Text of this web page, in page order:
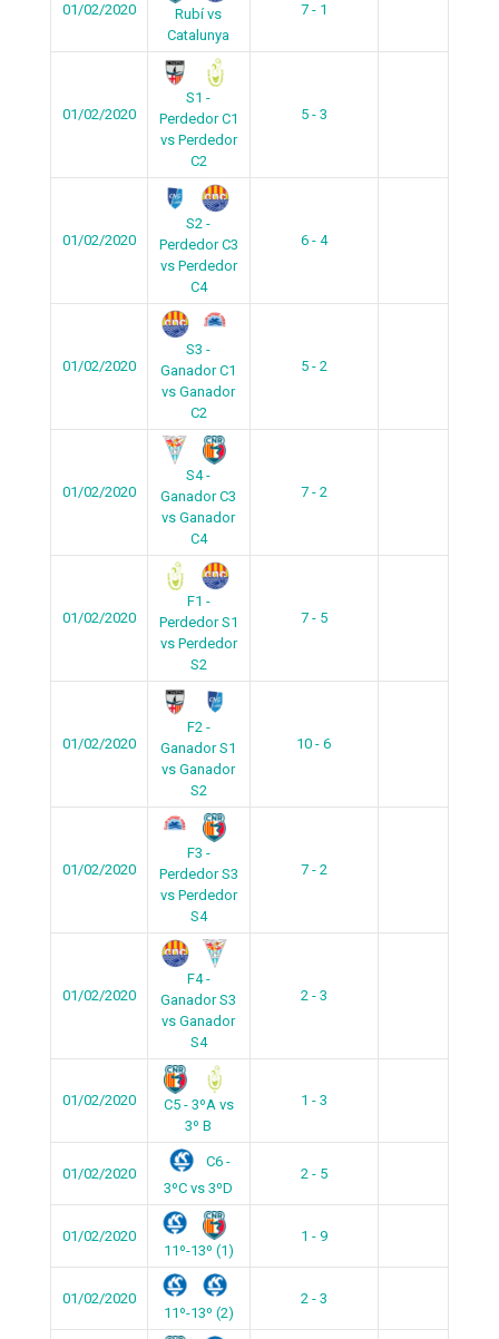
01/02/2020
Rubí vs
Catalunya
7 - 1
01/02/2020
S1 -
Perdedor C1
vs Perdedor
C2
5 - 3
01/02/2020
S2 -
Perdedor C3
vs Perdedor
C4
6 - 4
01/02/2020
S3 -
Ganador C1
vs Ganador
C2
5 - 2
01/02/2020
S4 -
Ganador C3
vs Ganador
C4
7 - 2
01/02/2020
F1 -
Perdedor S1
vs Perdedor
S2
7 - 5
01/02/2020
F2 -
Ganador S1
vs Ganador
S2
10 - 6
01/02/2020
F3 -
Perdedor S3
vs Perdedor
S4
7 - 2
01/02/2020
F4 -
Ganador S3
vs Ganador
S4
2 - 3
01/02/2020
C5 - 3ºA vs
3º B
1 - 3
01/02/2020
C6 -
3ºC vs 3ºD
2 - 5
01/02/2020
11º-13º (1)
1 - 9
01/02/2020
11º-13º (2)
2 - 3